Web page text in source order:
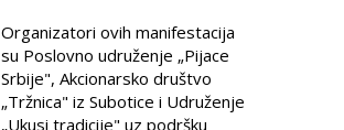
Organizatori ovih manifestacija
su Poslovno udruženje „Pijace
Srbije", Akcionarsko društvo
„Tržnica" iz Subotice i Udruženje
„Ukusi tradicije" uz podršku